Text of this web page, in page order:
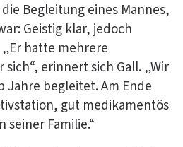
Begleitung eines Mannes,
Geistig klar, jedoch
hatte mehrere
erinnert sich Gall. „Wir
begleitet. Am Ende
gut medikamentös
seiner Familie.“